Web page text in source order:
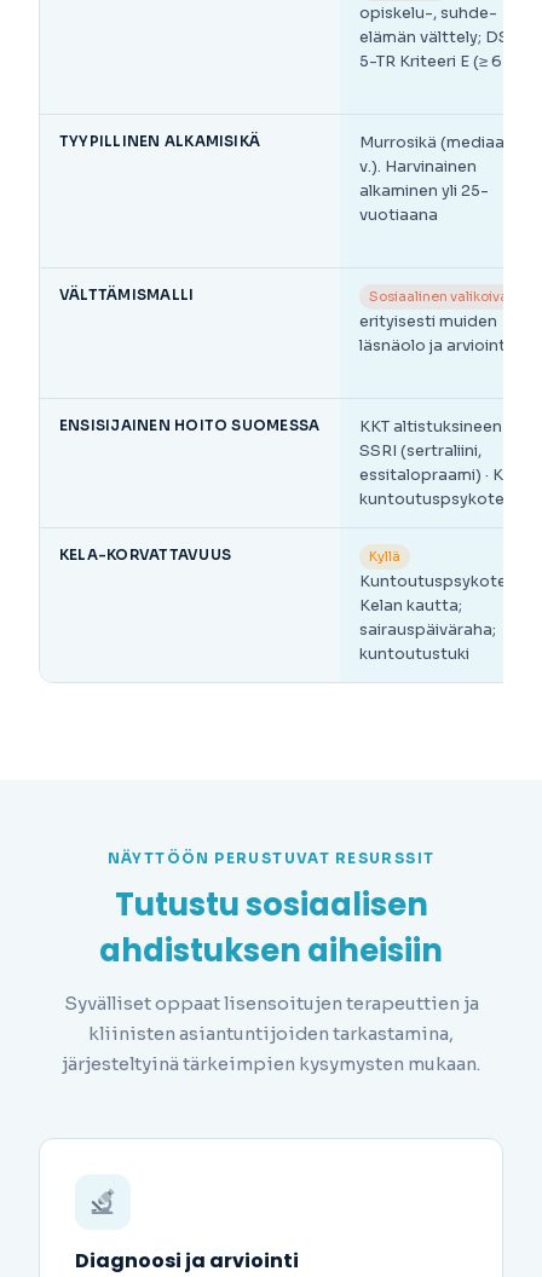
opiskelu-, suhde-
elämän välttely; DSM-
5-TR Kriteeri E (≥ 6 kk)
TYYPILLINEN ALKAMISIKÄ
Murrosikä (mediaani 13
v.). Harvinainen
alkaminen yli 25-
vuotiaana
VÄLTTÄMISMALLI Sosiaalinen valikoiva
erityisesti muiden
läsnäolo ja arviointi
ENSISIJAINEN HOITO SUOMESSA
KKT altistuksineen +
SSRI (sertraliini,
essitalopraami) · Kelan
KELA-KORVATTAVUUS Kyllä
Kelan kautta;
sairauspäiväraha;
kuntoutustuki
NÄYTTÖÖN PERUSTUVAT RESURSSIT
Tutustu sosiaalisen
ahdistuksen aiheisiin
Syvälliset oppaat lisensoitujen terapeuttien ja
kliinisten asiantuntijoiden tarkastamina,
järjesteltyinä tärkeimpien kysymysten mukaan.
Diagnoosi ja arviointi